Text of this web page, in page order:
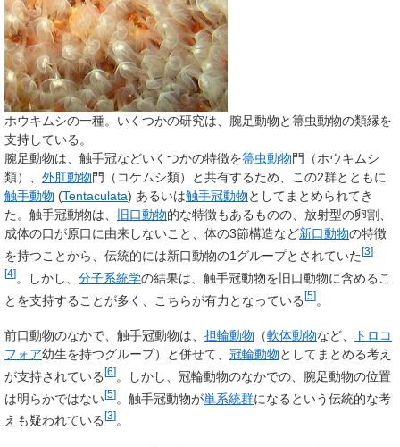
ホウキムシの一種。いくつかの研究は、腕足動物と箒虫動物の類縁を
支持している。
腕足動物は、触手冠などいくつかの特徴を箒虫動物門（ホウキムシ
類）、 外肛動物門（コケムシ類）と共有するため、この2群とともに
触手動物 (Tentaculata) あるいは触手冠動物としてまとめられてき
た。触手冠動物は、
旧口動物的な特徴もあるものの、放射型の卵割、
成体の口が原口に由来しないこと、体の3節構造など新口動物の特徴
を持つことから、伝統的には新口動物の1グループとされていた [3]
[4]。しかし、 分子系統学の結果は、触手冠動物を旧口動物に含めるこ
とを支持することが多く、こちらが有力となっている[5]。
前口動物のなかで、触手冠動物は、 担輪動物 （軟体動物など、
トロコ
フォア幼生を持つグループ）と併せて、 冠輪動物としてまとめる考え
が支持されている[6]。しかし、冠輪動物のなかでの、腕足動物の位置
は明らかではない[5]。触手冠動物が単系統群になるという伝統的な考
えも疑われている [3] 。